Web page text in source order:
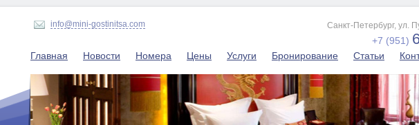
info@mini-gostinitsa.com Санкт-Петербург, ул.
+7 (951)
Главная Новости Номера Цены Услуги Бронирование Статьи